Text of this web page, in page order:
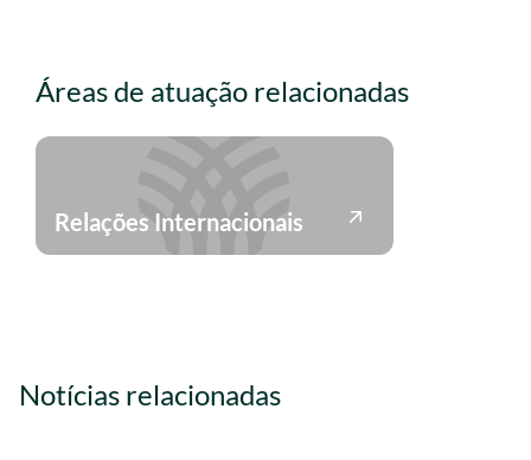
Áreas de atuação relacionadas
Relações Internacionais
Notícias relacionadas